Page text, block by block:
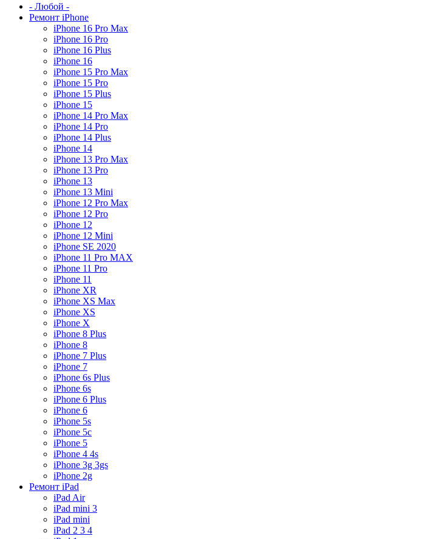
- Любой -
Ремонт iPhone
iPhone 16 Pro Max
iPhone 16 Pro
iPhone 16 Plus
iPhone 16
iPhone 15 Pro Max
iPhone 15 Pro
iPhone 15 Plus
iPhone 15
iPhone 14 Pro Max
iPhone 14 Pro
iPhone 14 Plus
iPhone 14
iPhone 13 Pro Max
iPhone 13 Pro
iPhone 13
iPhone 13 Mini
iPhone 12 Pro Max
iPhone 12 Pro
iPhone 12
iPhone 12 Mini
iPhone SE 2020
iPhone 11 Pro MAX
iPhone 11 Pro
iPhone 11
iPhone XR
iPhone XS Max
iPhone XS
iPhone X
iPhone 8 Plus
iPhone 8
iPhone 7 Plus
iPhone 7
iPhone 6s Plus
iPhone 6s
iPhone 6 Plus
iPhone 6
iPhone 5s
iPhone 5c
iPhone 5
iPhone 4 4s
iPhone 3g 3gs
iPhone 2g
Ремонт iPad
iPad Air
iPad mini 3
iPad mini
iPad 2 3 4